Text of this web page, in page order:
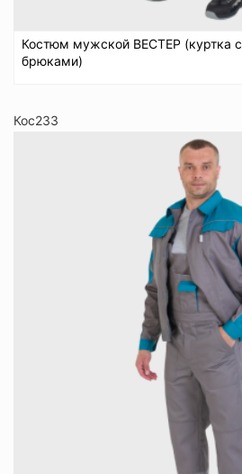
Костюм мужской ВЕСТЕР (куртка с
брюками)
Кос233